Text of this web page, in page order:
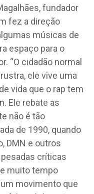
fundador
fez a direção
músicas de
espaço para o
“O cidadão normal
ele vive uma
vida que o rap tem
Ele rebate as
não é tão
de 1990, quando
DMN e outros
críticas
muito tempo
movimento que